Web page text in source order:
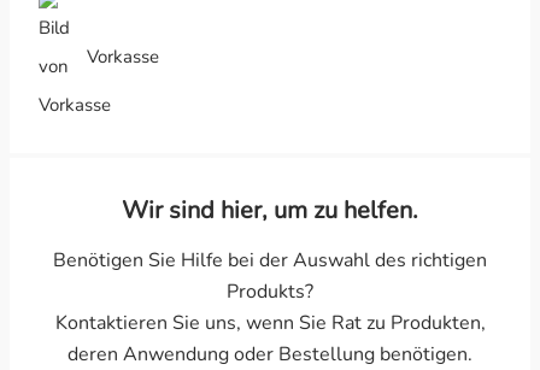
Vorkasse
Wir sind hier, um zu helfen.
Benötigen Sie Hilfe bei der Auswahl des richtigen
Produkts?
Kontaktieren Sie uns, wenn Sie Rat zu Produkten,
deren Anwendung oder Bestellung benötigen.